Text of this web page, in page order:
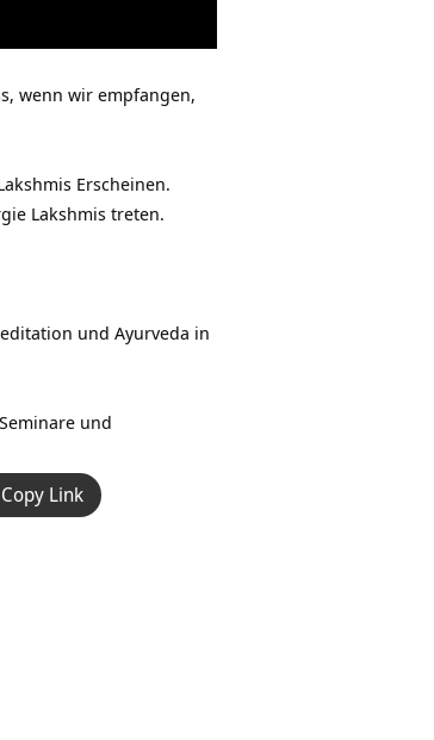
wenn wir empfangen,
Erscheinen.
Lakshmis treten.
und Ayurveda in
und
Copy Link